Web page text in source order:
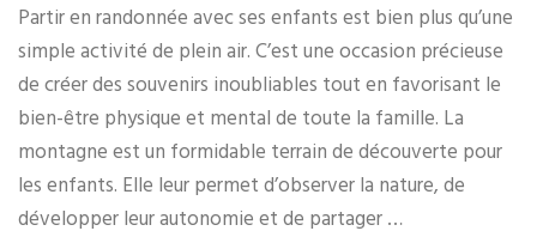
Partir en randonnée avec ses enfants est bien plus qu’une
simple activité de plein air. C’est une occasion précieuse
de créer des souvenirs inoubliables tout en favorisant le
bien-être physique et mental de toute la famille. La
montagne est un formidable terrain de découverte pour
les enfants. Elle leur permet d’observer la nature, de
développer leur autonomie et de partager …